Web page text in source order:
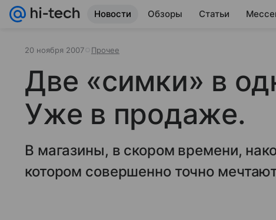
Новости Обзоры Статьи
20 ноября 2007 Прочее
Две «симки» в
Уже в продаже.
В магазины, в скором времени,
котором совершенно точно